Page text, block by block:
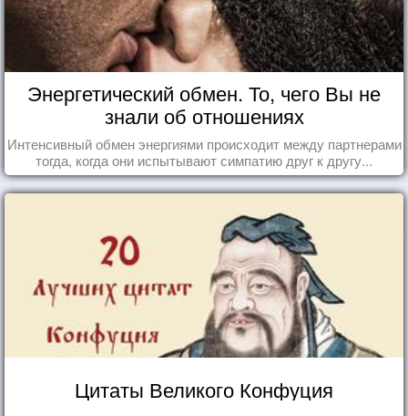
Энергетический обмен. То, чего Вы не
знали об отношениях
Интенсивный обмен энергиями происходит между партнерами
тогда, когда они испытывают симпатию друг к другу...
Цитаты Великого Конфуция